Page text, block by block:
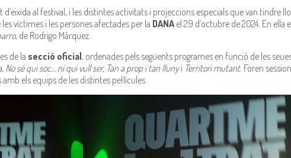
al festival, i les distintes activitats i projeccions especials que van tindre
víctimes i les persones afectades per la DANAel 29 d’octubre de 2024. En ella
, de Rodrigo Márquez.
de la secció oficial, ordenades pels següents programes en funció de les
No sé qui soc… ni qui vull ser, Tan a prop i tan llunyi Territori mutant. Foren
els equips de les distintes pel·lícules.